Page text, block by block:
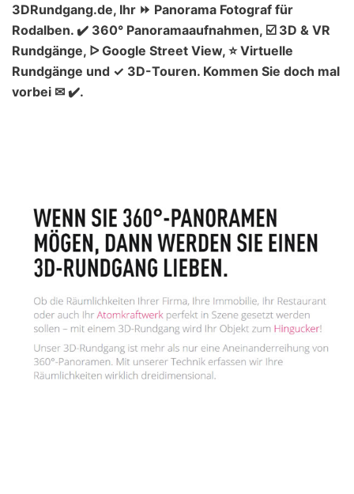
3DRundgang.de, Ihr ⏩ Panorama Fotograf für
Rodalben. ✔️ 360° Panoramaaufnahmen, ☑️ 3D & VR
Rundgänge, ᐅ Google Street View, ⭐ Virtuelle
Rundgänge und ✓ 3D-Touren. Kommen Sie doch mal
vorbei ✉ ✔️.